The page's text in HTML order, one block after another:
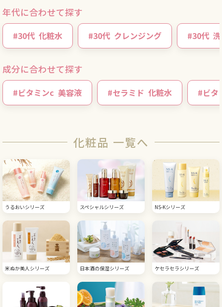
年代に合わせて探す
#30代 化粧水 #30代 クレンジング #30代
成分に合わせて探す
#ビタミンc 美容液 #セラミド 化粧水 #ビタ
化粧品 一覧へ
うるおいシリーズ スペシャルシリーズ NS-Kシリーズ
米ぬか美人シリーズ 日本酒の保湿シリーズ ケセラセラシリーズ